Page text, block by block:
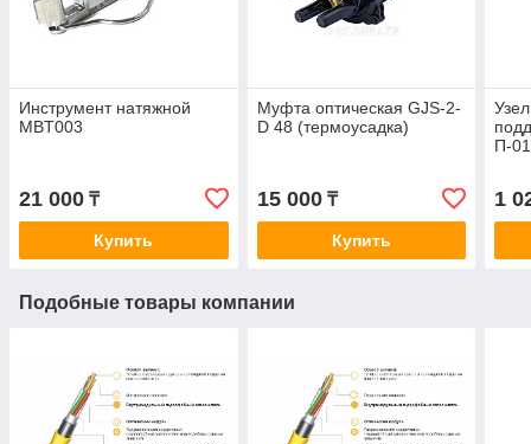
Инструмент натяжной
MBT003
21 000 ₸
Купить
Муфта оптическая GJS-2-
D 48 (термоусадка)
15 000₸
Купить
П-
1
Подобные товары компании